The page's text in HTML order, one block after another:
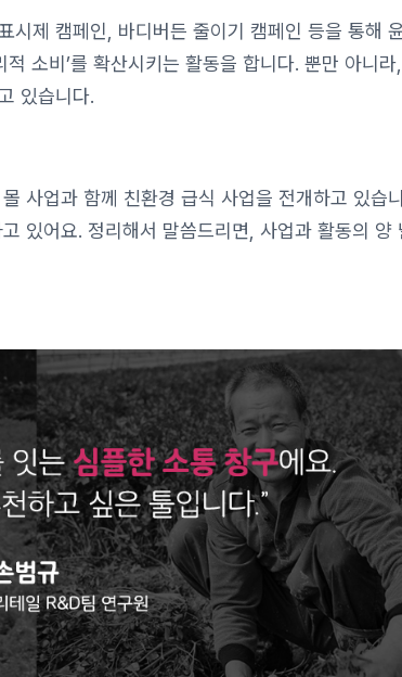
시제 캠페인, 바디버든 줄이기 캠페인 등을 통해
소비’를 확산시키는 활동을 합니다. 뿐만 아니
있습니다.
사업과 함께 친환경 급식 사업을 전개하고 있습
있어요. 정리해서 말씀드리면, 사업과 활동의 양